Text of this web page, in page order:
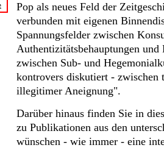
Pop als neues Feld der
verbunden mit eigenen
Spannungsfelder zwischen
Authentizitätsbehauptungen
zwischen Sub- und
kontrovers diskutiert - zwischen
illegitimer Aneignung".
Darüber hinaus finden Sie in
zu Publikationen aus den
wünschen - wie immer - eine